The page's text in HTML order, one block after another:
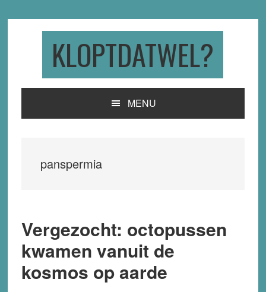
KLOPTDATWEL?
MENU
panspermia
Vergezocht: octopussen
kwamen vanuit de
kosmos op aarde